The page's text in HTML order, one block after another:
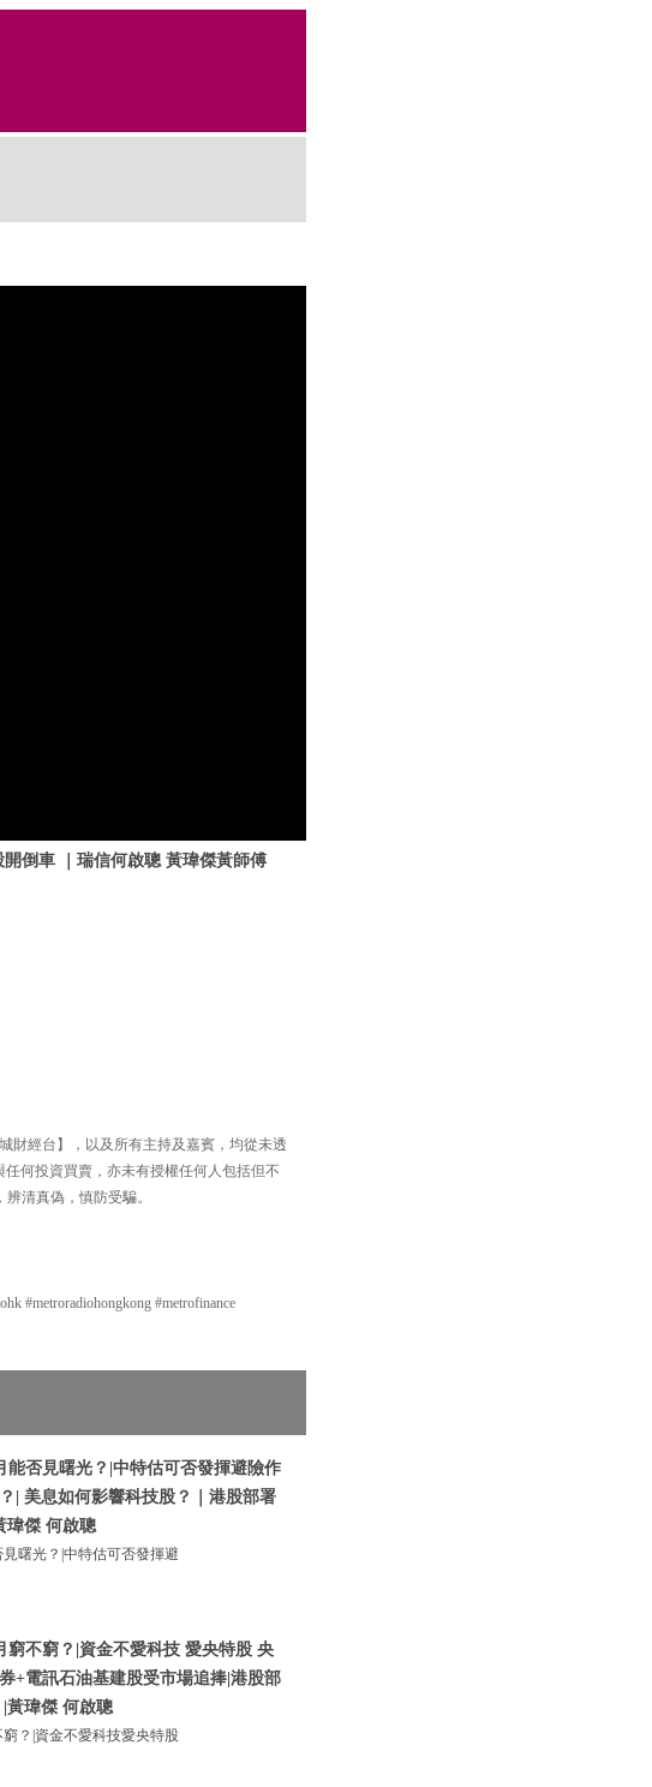
開倒車 ｜瑞信何啟聰 黃瑋傑黃師傅
財經台】，以及所有主持及嘉賓，均從未透
任何投資買賣，亦未有授權任何人包括但不
清真偽，慎防受騙。
#metroradiohongkong #metrofinance
能否見曙光？|中特估可否發揮避險作
| 美息如何影響科技股？｜港股部署
瑋傑 何啟聰
曙光？|中特估可否發揮避
窮不窮？|資金不愛科技 愛央特股 央
+電訊石油基建股受市場追捧|港股部
|黃瑋傑 何啟聰
窮？|資金不愛科技愛央特股